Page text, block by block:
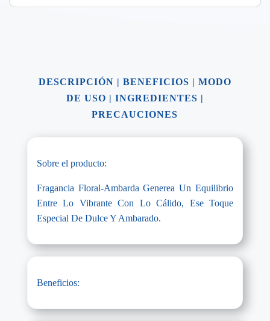
DESCRIPCIÓN | BENEFICIOS | MODO
DE USO | INGREDIENTES |
PRECAUCIONES
Sobre el producto:
Fragancia Floral-Ambarda Generea Un Equilibrio
Entre Lo Vibrante Con Lo Cálido, Ese Toque
Especial De Dulce Y Ambarado.
Beneficios: